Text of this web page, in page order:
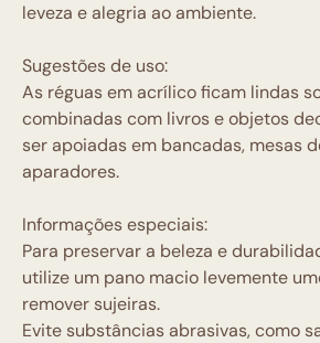
leveza e alegria ao ambiente.
Sugestões de uso:
As réguas em acrílico ficam lindas
combinadas com livros e objetos
ser apoiadas em bancadas, mesas
aparadores.
Informações especiais:
Para preservar a beleza e
utilize um pano macio levemente
remover sujeiras.
Evite substâncias abrasivas, como